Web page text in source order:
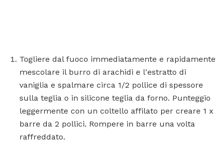
Togliere dal fuoco immediatamente e rapidamente
mescolare il burro di arachidi e l'estratto di
vaniglia e spalmare circa 1/2 pollice di spessore
sulla teglia o in silicone teglia da forno. Punteggio
leggermente con un coltello affilato per creare 1 x
barre da 2 pollici. Rompere in barre una volta
raffreddato.